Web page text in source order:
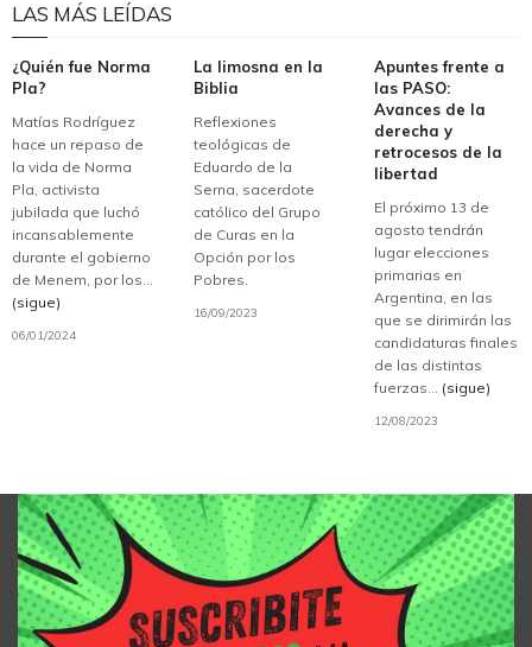
LAS MÁS LEÍDAS
¿Quién fue Norma
Pla?
Matías Rodríguez
hace un repaso de
la vida de Norma
Pla, activista
jubilada que luchó
incansablemente
durante el gobierno
de Menem, por los...
(sigue)
06/01/2024
La limosna en la
Biblia
Reflexiones
teológicas de
Eduardo de la
Serna, sacerdote
católico del Grupo
de Curas en la
Opción por los
Pobres.
16/09/2023
Apuntes frente a
las PASO:
Avances de la
derecha y
retrocesos de la
libertad
El próximo 13 de
agosto tendrán
lugar elecciones
primarias en
Argentina, en las
que se dirimirán las
candidaturas finales
de las distintas
fuerzas... (sigue)
12/08/2023